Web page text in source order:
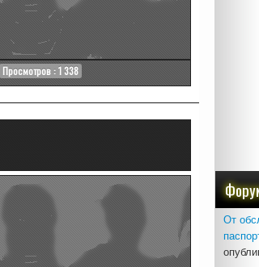
Просмотров : 1 338
От